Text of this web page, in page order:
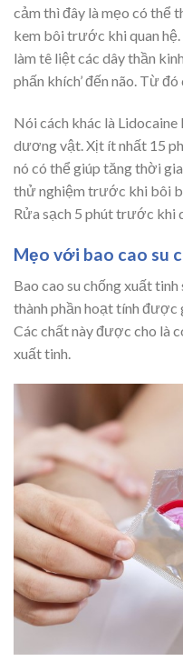
cảm thì đây là mẹo có thể
kem bôi trước khi quan hệ.
làm tê liệt các dây thần
phấn khích’ đến não. Từ
Nói cách khác là
dương vật. Xịt ít nhất 15
nó có thể giúp tăng thời
thử nghiệm trước khi bôi
Rửa sạch 5 phút trước khi
Mẹo với bao cao su
Bao cao su chống xuất
thành phần hoạt tính được
Các chất này được cho là
xuất tinh.